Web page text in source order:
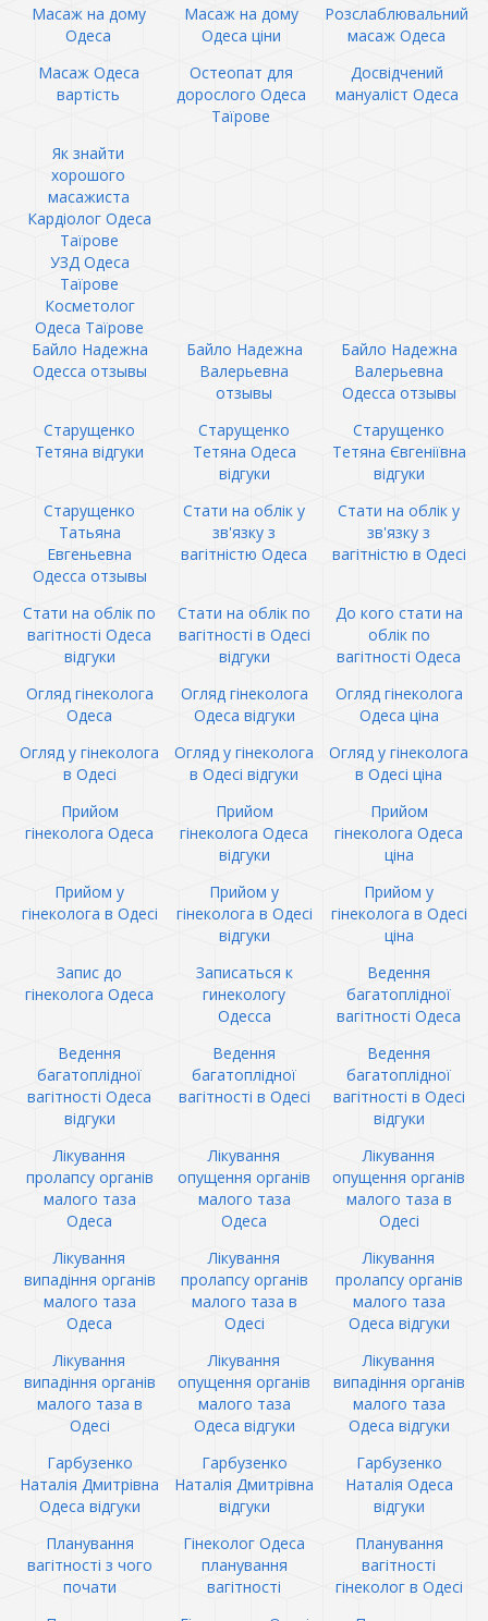
Масаж на дому
Одеса
Масаж на дому
Одеса ціни
Розслаблювальний
масаж Одеса
Масаж Одеса
вартість
Остеопат для
дорослого Одеса
Таїрове
Досвідчений
мануаліст Одеса
Як знайти
хорошого
масажиста
Кардіолог Одеса
Таїрове
УЗД Одеса
Таїрове
Косметолог
Одеса Таїрове
Байло Надежна
Одесса отзывы
Байло Надежна
Валерьевна
отзывы
Байло Надежна
Валерьевна
Одесса отзывы
Старущенко
Тетяна відгуки
Старущенко
Тетяна Одеса
відгуки
Старущенко
Тетяна Євгеніївна
відгуки
Старущенко
Татьяна
Евгеньевна
Одесса отзывы
Стати на облік у
зв'язку з
вагітністю Одеса
Стати на облік у
зв'язку з
вагітністю в Одесі
Стати на облік по
вагітності Одеса
відгуки
Стати на облік по
вагітності в Одесі
відгуки
До кого стати на
облік по
вагітності Одеса
Огляд гінеколога
Одеса
Огляд гінеколога
Одеса відгуки
Огляд гінеколога
Одеса ціна
Огляд у гінеколога
в Одесі
Огляд у гінеколога
в Одесі відгуки
Огляд у гінеколога
в Одесі ціна
Прийом
гінеколога Одеса
Прийом
гінеколога Одеса
відгуки
Прийом
гінеколога Одеса
ціна
Прийом у
гінеколога в Одесі
Прийом у
гінеколога в Одесі
відгуки
Прийом у
гінеколога в Одесі
ціна
Запис до
гінеколога Одеса
Записаться к
гинекологу
Одесса
Ведення
багатоплідної
вагітності Одеса
Ведення
багатоплідної
вагітності Одеса
відгуки
Ведення
багатоплідної
вагітності в Одесі
Ведення
багатоплідної
вагітності в Одесі
відгуки
Лікування
пролапсу органів
малого таза
Одеса
Лікування
опущення органів
малого таза
Одеса
Лікування
опущення органів
малого таза в
Одесі
Лікування
випадіння органів
малого таза
Одеса
Лікування
пролапсу органів
малого таза в
Одесі
Лікування
пролапсу органів
малого таза
Одеса відгуки
Лікування
випадіння органів
малого таза в
Одесі
Лікування
опущення органів
малого таза
Одеса відгуки
Лікування
випадіння органів
малого таза
Одеса відгуки
Гарбузенко
Наталія Дмитрівна
Одеса відгуки
Гарбузенко
Наталія Дмитрівна
відгуки
Гарбузенко
Наталія Одеса
відгуки
Планування
вагітності з чого
почати
Гінеколог Одеса
планування
вагітності
Планування
вагітності
гінеколог в Одесі